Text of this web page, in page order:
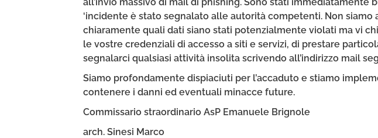
‘incidente è stato segnalato alle autorità competenti. Non siamo
chiaramente quali dati siano stati potenzialmente violati ma vi
le vostre credenziali di accesso a siti e servizi, di prestare
segnalarci qualsiasi attività insolita scrivendo all’indirizzo mail
Siamo profondamente dispiaciuti per l’accaduto e stiamo
contenere i danni ed eventuali minacce future.
Commissario straordinario AsP Emanuele Brignole
arch. Sinesi Marco